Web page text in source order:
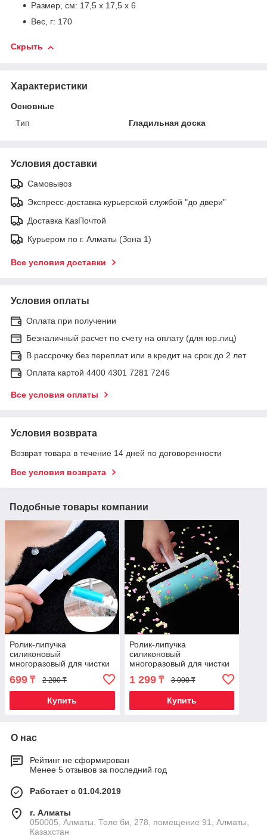
Размер, см: 17,5 х 17,5 х 6
Вес, г: 170
Скрыть
Характеристики
Основные
Тип
Гладильная доска
Условия доставки
Самовывоз
Экспресс-доставка курьерской службой "до двери"
Доставка КазПочтой
Курьером по г. Алматы (Зона 1)
Все условия доставки
Условия оплаты
Оплата при получении
Безналичный расчет по счету на оплату (для юр.лиц)
В рассрочку без переплат или в кредит на срок до 2 лет
Оплата картой 4400 4301 7281 7246
Все условия оплаты
Условия возврата
Возврат товара в течение 14 дней по договоренности
Все условия возврата
Подобные товары компании
Ролик-липучка
силиконовый
многоразовый для чистки
одежды и мебели
«Вечный валик»
(Карманный)
699 ₸ 2 200 ₸
Купить
Ролик-липучка
силиконовый
многоразовый для чистки
одежды и мебели
«Вечный валик» (17,5 см)
1 299₸ 3 000 ₸
Купить
О нас
Рейтинг не сформирован
Менее 5 отзывов за последний год
Работает с 01.04.2019
г. Алматы
050005, Алматы, Толе би, 278, помещение 91, Алматы,
Казахстан